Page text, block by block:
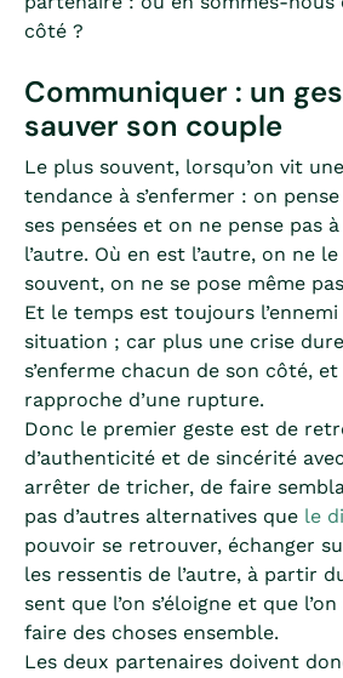
côté ?
Communiquer : un
sauver son couple
Le plus souvent, lorsqu’on vit
tendance à s’enfermer : on
ses pensées et on ne pense pas
l’autre. Où en est l’autre, on ne
souvent, on ne se pose même
Et le temps est toujours
situation ; car plus une crise
s’enferme chacun de son côté,
rapproche d’une rupture.
Donc le premier geste est de
d’authenticité et de sincérité
arrêter de tricher, de faire
pas d’autres alternatives que le
pouvoir se retrouver, échanger
les ressentis de l’autre, à partir
sent que l’on s’éloigne et que
faire des choses ensemble.
Les deux partenaires doivent